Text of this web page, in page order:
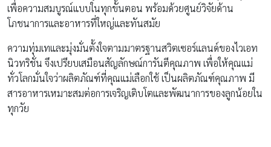
เพื่อความสมบูรณ์แบบในทุกขั้นตอน พร้อมด้วยศูนย์วิจัยด้าน
โภชนาการและอาหารที่ใหญ่และทันสมัย
ความทุ่มเทและมุ่งมั่นตั้งใจตามมาตรฐานสวิตเซอร์แลนด์ของไวเอท
นิวทริชั่น จึงเปรียบเสมือนสัญลักษณ์การันตีคุณภาพ เพื่อให้คุณแม่
ทั่วโลกมั่นใจว่าผลิตภัณฑ์ที่คุณแม่เลือกใช้ เป็นผลิตภัณฑ์คุณภาพ มี
สารอาหารเหมาะสมต่อการเจริญเติบโตและพัฒนาการของลูกน้อยใน
ทุกวัย